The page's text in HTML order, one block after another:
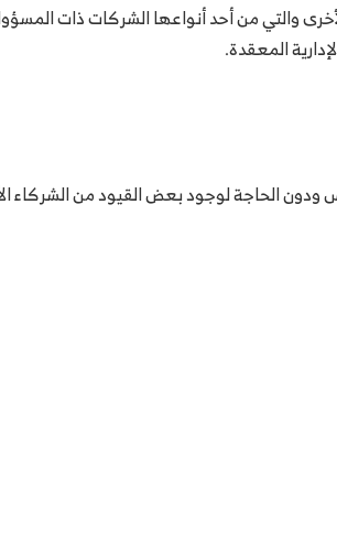
والتي من أحد أنواعها الشركات ذات
المعقدة.
ودون الحاجة لوجود بعض القيود من الشركاء